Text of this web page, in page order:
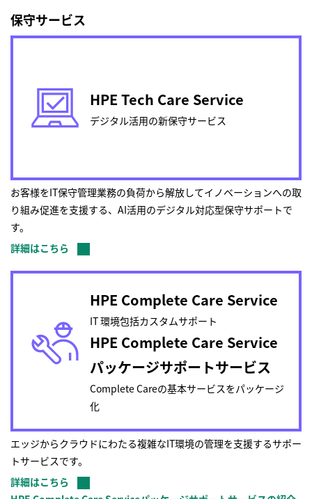
保守サービス
HPE Tech Care Service
デジタル活用の新保守サービス
お客様をIT保守管理業務の負荷から解放してイノベーションへの取
り組み促進を支援する、AI活用のデジタル対応型保守サポートで
す。
詳細はこちら
HPE Complete Care Service
IT 環境包括カスタムサポート
HPE Complete Care Service
パッケージサポートサービス
Complete Careの基本サービスをパッケージ
化
エッジからクラウドにわたる複雑なIT環境の管理を支援するサポー
トサービスです。
詳細はこちら